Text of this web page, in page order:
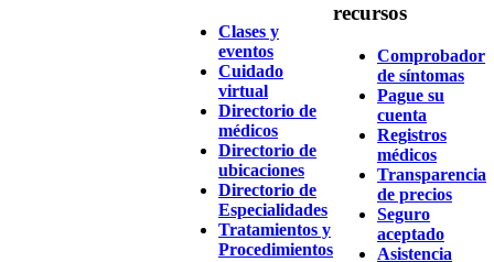
Clases y
eventos
Cuidado
virtual
Directorio de
médicos
Directorio de
ubicaciones
Directorio de
Especialidades
Tratamientos y
Procedimientos
recursos
Comprobador
de síntomas
Pague su
cuenta
Registros
médicos
Transparencia
de precios
Seguro
aceptado
Asistencia